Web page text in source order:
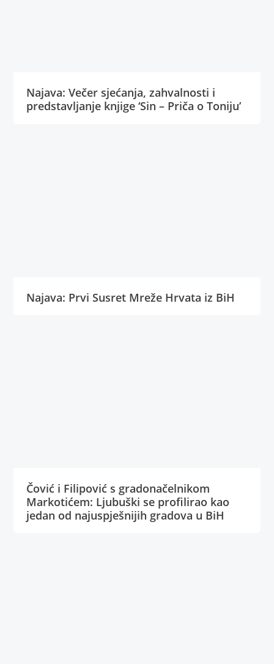
Najava: Večer sjećanja, zahvalnosti i
predstavljanje knjige ‘Sin – Priča o Toniju’
Najava: Prvi Susret Mreže Hrvata iz BiH
Čović i Filipović s gradonačelnikom
Markotićem: Ljubuški se profilirao kao
jedan od najuspješnijih gradova u BiH